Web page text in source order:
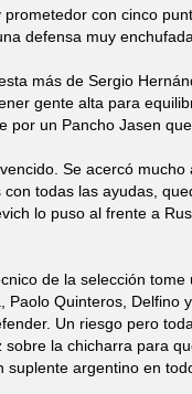
con cinco
defensa muy enchufada.
más de Sergio
gente alta para
por un Pancho Jasen
Se acercó
todas las ayudas,
lo puso al frente a
de la selección
Quinteros, Delfino
Un riesgo pero
la chicharra para
argentino en